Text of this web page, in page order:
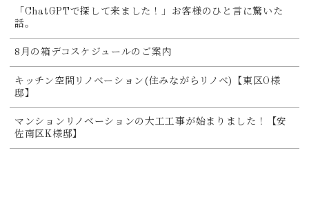
「ChatGPTで探して来ました！」お客様のひと言に驚いた
話。
8月の箱デコスケジュールのご案内
キッチン空間リノベーション(住みながらリノベ)【東区O様
邸】
マンションリノベーションの大工工事が始まりました！【安
佐南区K様邸】